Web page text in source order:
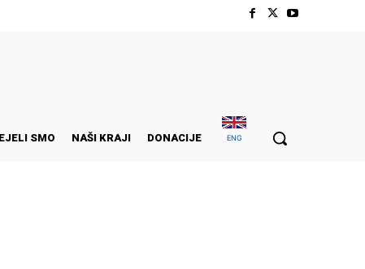
SMO NAŠI KRAJI DONACIJE ENG